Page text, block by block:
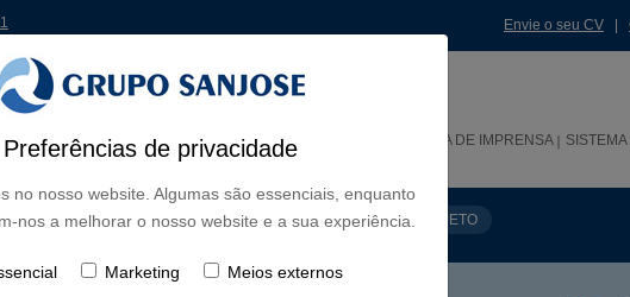
Preferências de privacidade
no nosso website. Algumas são essenciais, enquanto
nos a melhorar o nosso website e a sua experiência.
Marketing Meios externos
Envie o seu CV
ACIONISTAS E INVESTIDORES INOVAÇÃO SALA DE IMPRENSA
TIPOLOGIA DE OBRA NOME DO PROJETO